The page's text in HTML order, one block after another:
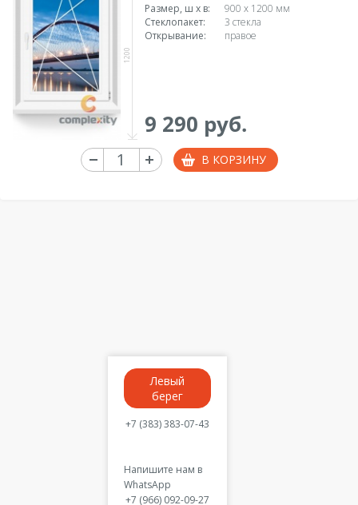
1200
Размер, ш х в:
900 x 1200 мм
Стеклопакет:
3 стекла
Открывание:
правое
9 290 руб.
В КОРЗИНУ
Левый
берег
+7 (383) 383-07-43
Напишите нам в
WhatsApp
+7 (966) 092-09-27